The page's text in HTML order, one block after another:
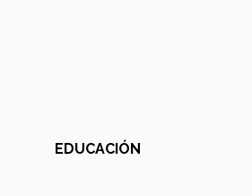
EDUCACIÓN